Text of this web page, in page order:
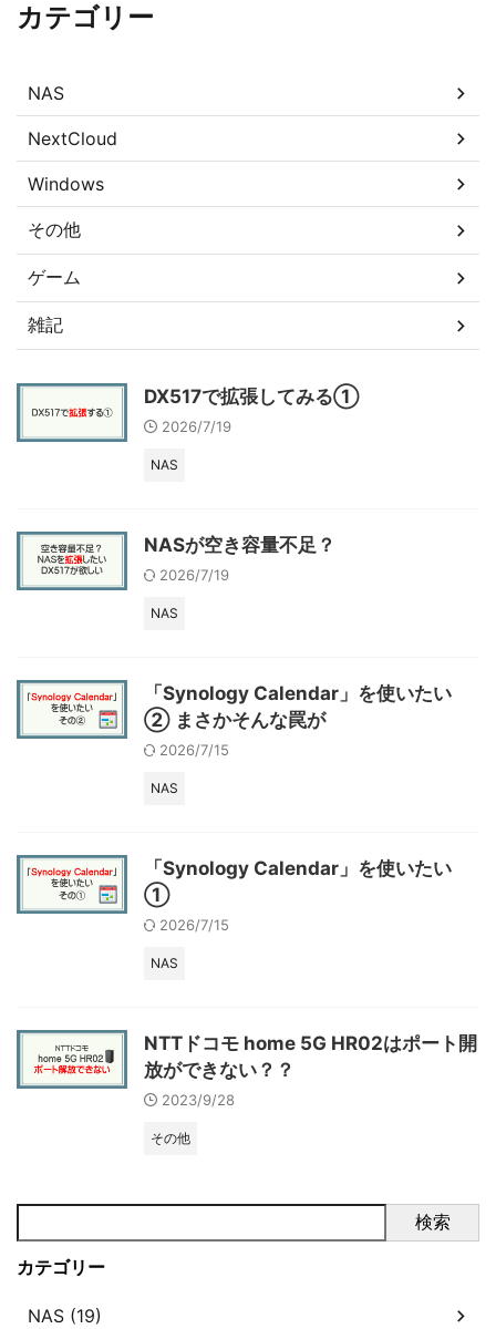
カテゴリー
NAS
NextCloud
Windows
その他
ゲーム
雑記
DX517で拡張してみる①
2026/7/19
NAS
NASが空き容量不足？
2026/7/19
NAS
「Synology Calendar」を使いたい
② まさかそんな罠が
2026/7/15
NAS
「Synology Calendar」を使いたい
①
2026/7/15
NAS
NTTドコモ home 5G HR02はポート開
放ができない？？
2023/9/28
その他
検索
カテゴリー
NAS (19)